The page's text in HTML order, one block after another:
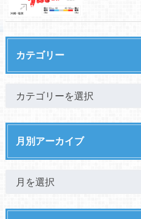
カテゴリー
月別アーカイブ